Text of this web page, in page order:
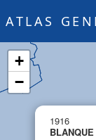
ATLAS
1916
+
−